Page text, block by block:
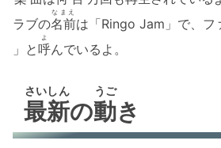
ラブの名前
なまえ
は「Ringo Jam」で、フ
」と呼
よ
んでいるよ。
最新
さいしん
の動
うご
き